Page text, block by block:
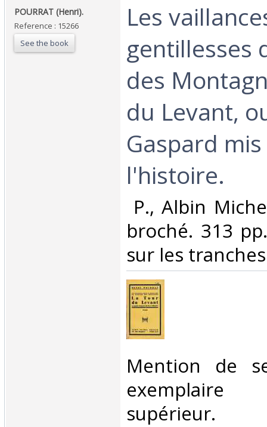
‎POURRAT (Henri).‎
Reference : 15266
See the book
‎Les
gentillesses
des
du Levant,
Gaspard
l'histoire. ‎
P., Albin
broché. 313
sur les
‎Mention de
supérieur. ‎